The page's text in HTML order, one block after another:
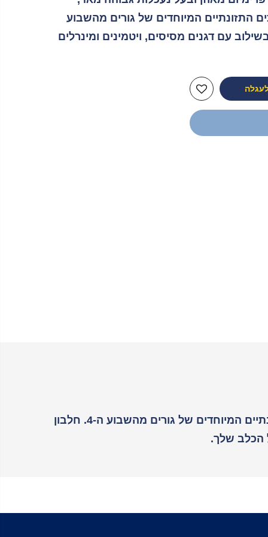
התזונתיים המיוחדים של גורים מהשבוע
בשילוב עם דגנים מסיסים, ויטמינים ומינרלים
נֶייצֶ'רְקְרוֹק לגורים הוא מזון פרימיום מאוזן ובעל נעכלות גבוהה מאד, שפותח במיוחד עבור הצרכים התזונתיים המיוחדים של גורים מהשבוע ה-4. חלבון
הכלב שלך.